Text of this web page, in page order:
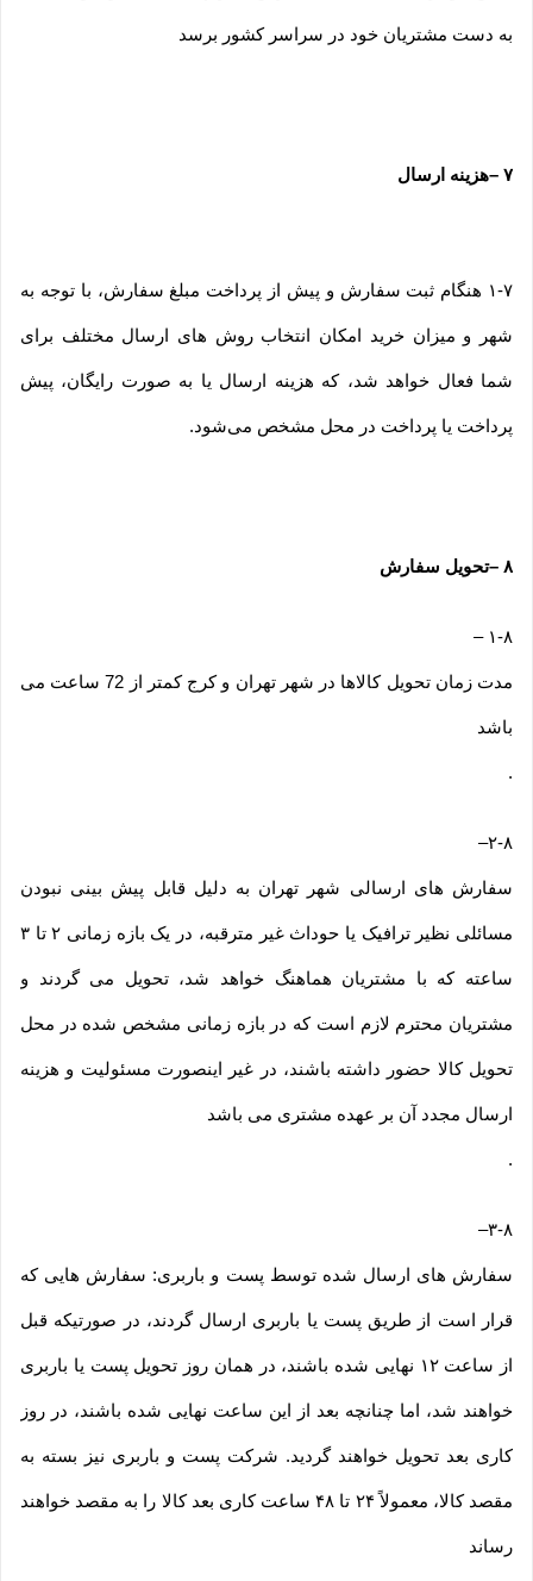
به دست مشتریان خود در سراسر کشور برسد
۷ –هزینه ارسال
۱-۷ هنگام ثبت سفارش و پیش از پرداخت مبلغ سفارش، با توجه به
شهر و میزان خرید امکان انتخاب روش های ارسال مختلف برای
شما فعال خواهد شد، که هزینه ارسال یا به صورت رایگان، پیش
پرداخت یا پرداخت در محل مشخص می‌شود.
۸ –تحویل سفارش
۱-۸ –
مدت زمان تحویل کالاها در شهر تهران و کرج کمتر از 72 ساعت می
باشد
.
۲-۸–
سفارش های ارسالی شهر تهران به دلیل قابل پیش بینی نبودن
مسائلی نظیر ترافیک یا حوداث غیر مترقبه، در یک بازه زمانی ۲ تا ۳
ساعته که با مشتریان هماهنگ خواهد شد، تحویل می گردند و
مشتریان محترم لازم است که در بازه زمانی مشخص شده در محل
تحویل کالا حضور داشته باشند، در غیر اینصورت مسئولیت و هزینه
ارسال مجدد آن بر عهده مشتری می باشد
.
۳-۸–
سفارش های ارسال شده توسط پست و باربری: سفارش هایی که
قرار است از طریق پست یا باربری ارسال گردند، در صورتیکه قبل
از ساعت ۱۲ نهایی شده باشند، در همان روز تحویل پست یا باربری
خواهند شد، اما چنانچه بعد از این ساعت نهایی شده باشند، در روز
کاری بعد تحویل خواهند گردید. شرکت پست و باربری نیز بسته به
مقصد کالا، معمولاً ۲۴ تا ۴۸ ساعت کاری بعد کالا را به مقصد خواهند
رساند